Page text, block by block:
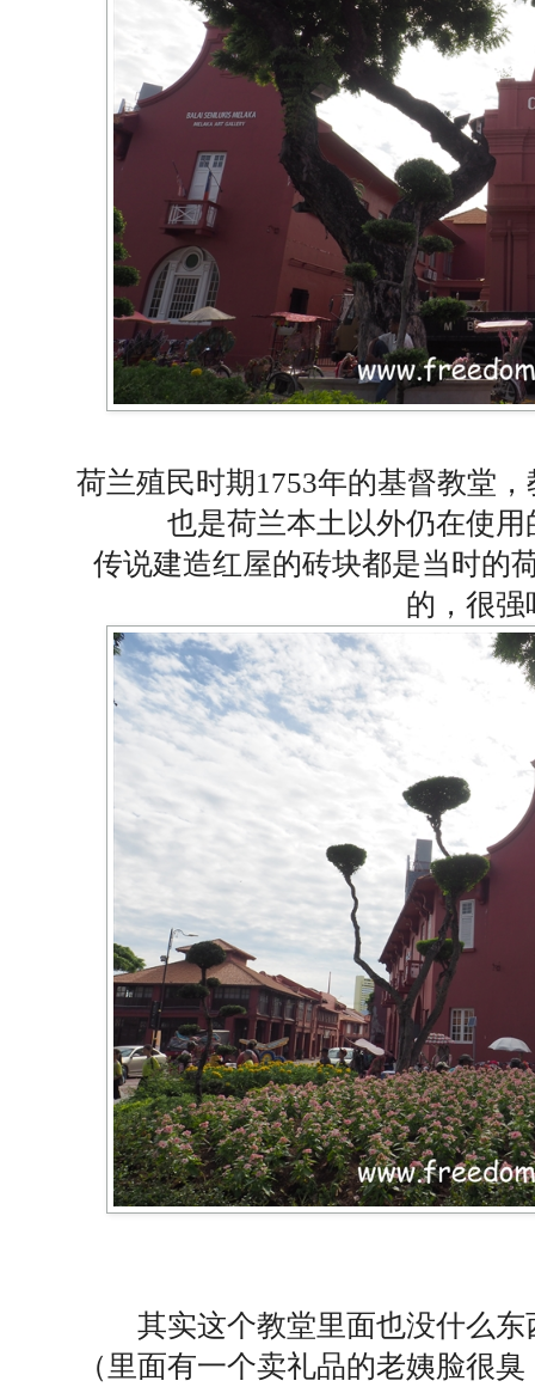
荷兰殖民时期1753年的基督教堂
也是荷兰本土以外仍在使
传说建造红屋的砖块都是当时的
的，很强
其实这个教堂里面也没什么
（里面有一个卖礼品的老姨脸很